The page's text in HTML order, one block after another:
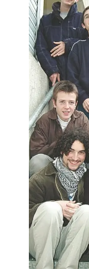
Encore un
Billig (Boule &
langues, se
régionale : le
Lire la suite